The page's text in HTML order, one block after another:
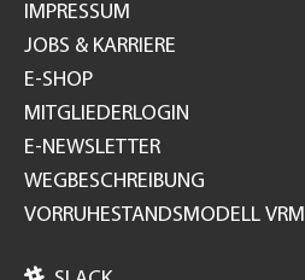
IMPRESSUM
JOBS & KARRIERE
E-SHOP
MITGLIEDERLOGIN
E-NEWSLETTER
WEGBESCHREIBUNG
VORRUHESTANDSMODELL VRM